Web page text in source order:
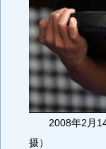
2008年2月14
摄）